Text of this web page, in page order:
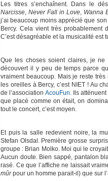
Les titres s’enchaînent. Dans le
Narcisse,Never Fall in Love, Wanna
j’ai beaucoup moins apprécié que son
Bercy. Cela vient très probablement
C’est désagréable et la musicalité
Que les choses soient claires, je
découvert il y peu de temps parce
vraiment beaucoup. Mais je reste
les oreilles à Bercy, c’est NIET ! Au
de l’association AcouFun. Ils
que placé comme on était, on
tout le concert, c’est moyen.
Et puis la salle redevient noire, la
Stefan Olsdal. Première grosse
groupe : Brian Molko. Moi qui le
Aucun doute. Bien sappé, pantalon
rasé. Ce que l’affiche ne laissait
mûrpour un homme parait-il) que sur